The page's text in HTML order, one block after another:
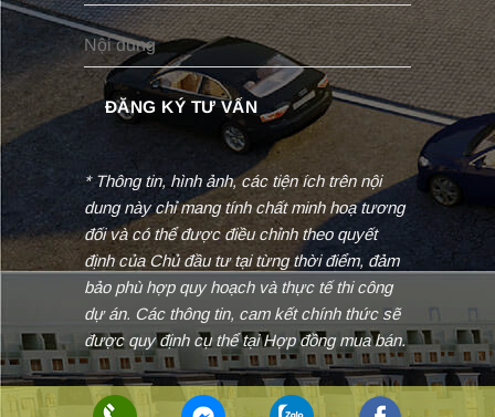
* Thông tin, hình ảnh, các tiện ích trên nội
dung này chỉ mang tính chất minh hoạ tương
đối và có thể được điều chỉnh theo quyết
định của Chủ đầu tư tại từng thời điểm, đảm
bảo phù hợp quy hoạch và thực tế thi công
dự án. Các thông tin, cam kết chính thức sẽ
được quy định cụ thể tại Hợp đồng mua bán.